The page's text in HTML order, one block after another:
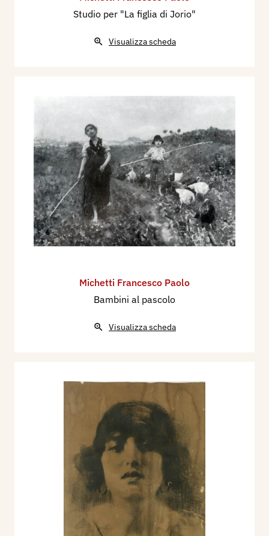
Studio per "La figlia di Jorio"
Visualizza scheda
Michetti Francesco Paolo
Bambini al pascolo
Visualizza scheda